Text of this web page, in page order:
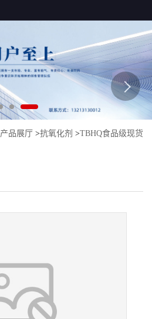
产品展厅 >抗氧化剂 >TBHQ食品级现货